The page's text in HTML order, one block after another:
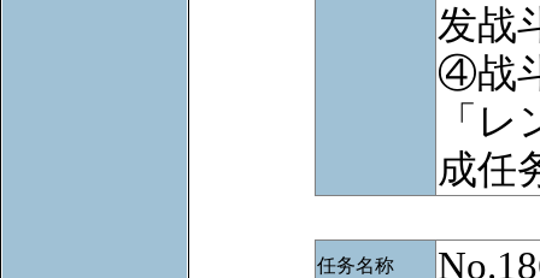
发战
④战
「
成任
任务名称